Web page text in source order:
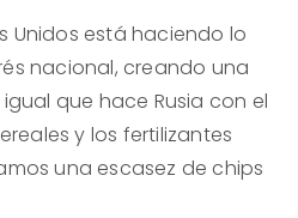
Unidos está haciendo lo
nacional, creando una
que hace Rusia con el
y los fertilizantes
una escasez de chips